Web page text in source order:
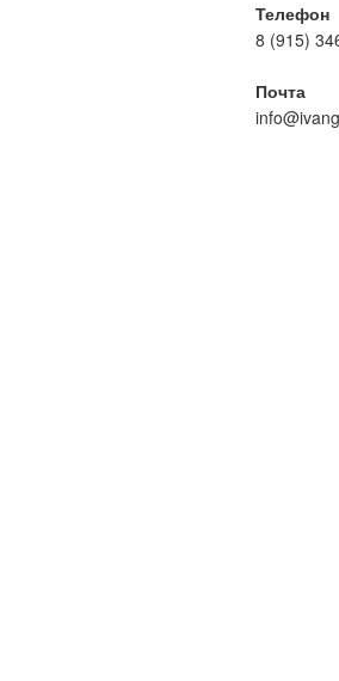
Телефон
8 (915)
Почта